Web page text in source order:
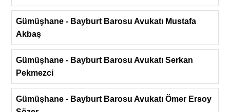
Gümüşhane - Bayburt Barosu Avukatı Mustafa
Akbaş
Gümüşhane - Bayburt Barosu Avukatı Serkan
Pekmezci
Gümüşhane - Bayburt Barosu Avukatı Ömer Ersoy